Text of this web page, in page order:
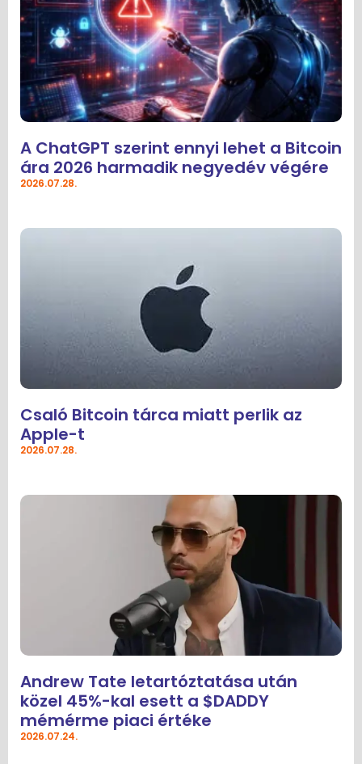
A ChatGPT szerint ennyi lehet a Bitcoin
ára 2026 harmadik negyedév végére
2026.07.28.
Csaló Bitcoin tárca miatt perlik az
Apple-t
2026.07.28.
Andrew Tate letartóztatása után
közel 45%-kal esett a $DADDY
mémérme piaci értéke
2026.07.24.